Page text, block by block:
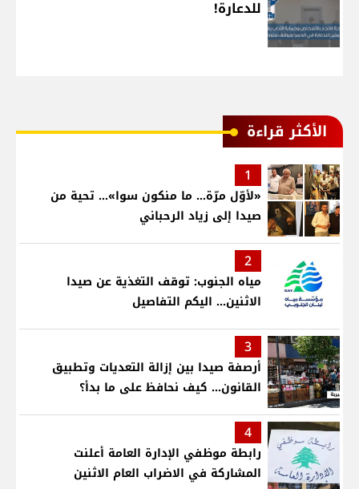
للدعارة!
الأكثر قراءة
1
«لأوّل مرّة… ما منكون سوا»… تحية من
صيدا إلى زياد الرحباني
2
مياه الجنوب: توقف التغذية عن صيدا
الاثنين... اليكم التفاصيل
3
أرصفة صيدا بين إزالة التعديات وتطبيق
القانون... كيف نحافظ على ما بدأ؟
4
رابطة موظفي الإدارة العامة أعلنت
المشاركة في الاضراب العام الاثنين